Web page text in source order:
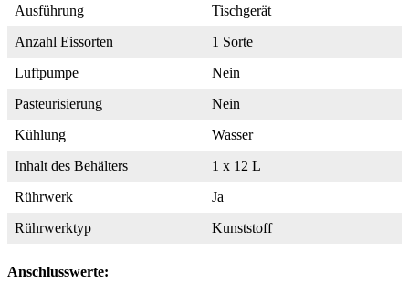
Ausführung
Tischgerät
Anzahl Eissorten
1 Sorte
Luftpumpe
Nein
Pasteurisierung
Nein
Kühlung
Wasser
Inhalt des Behälters
1 x 12 L
Rührwerk
Ja
Rührwerktyp
Kunststoff
Anschlusswerte: